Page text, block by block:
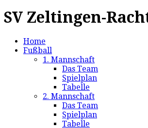
SV Zeltingen-
Home
Fußball
1. Mannschaft
Das Team
Spielplan
Tabelle
2. Mannschaft
Das Team
Spielplan
Tabelle